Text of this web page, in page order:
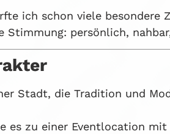
ich schon viele besondere
Stimmung: persönlich,
Stadt, die Tradition und
es zu einer Eventlocation